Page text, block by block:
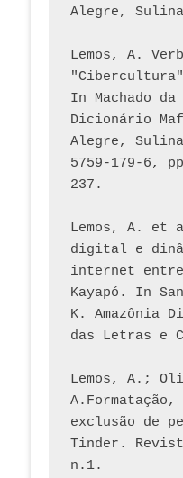
Lemos, A.
In Machado
Dicionário
Alegre,
5759-179-6,
237.
Lemos, A. et
digital e
internet entre
Kayapó. In
K. Amazônia
das Letras e
Lemos, A.;
exclusão de
Tinder.
n.1.